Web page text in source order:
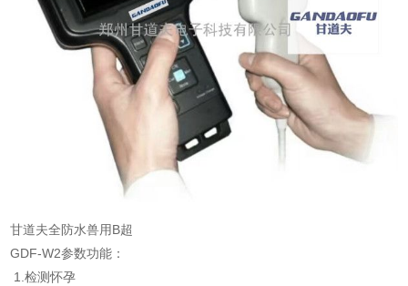
甘道夫全防水兽用B超
GDF-W2参数功能：
1.检测怀孕